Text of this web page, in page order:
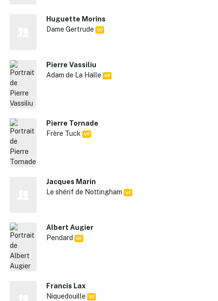
Huguette Morins
Dame Gertrude VF
Pierre Vassiliu
Adam de La Halle VF
Pierre Tornade
Frère Tuck VF
Jacques Marin
Le shérif de Nottingham VF
Albert Augier
Pendard VF
Francis Lax
Niquedouille VF